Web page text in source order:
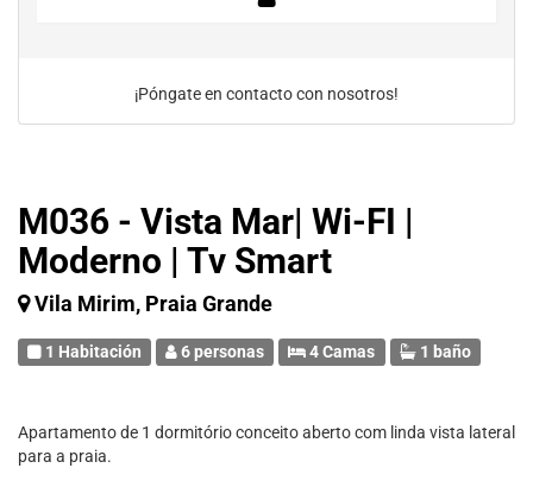
M036 - Vista Mar| Wi-FI |
Moderno | Tv Smart
Vila Mirim, Praia Grande
1 Habitación 6 personas 4 Camas 1 baño
Apartamento de 1 dormitório conceito aberto com linda vista lateral
para a praia.
¡Póngate en contacto con nosotros!